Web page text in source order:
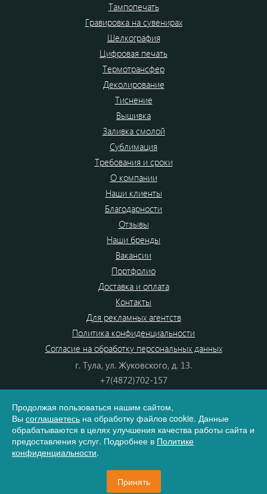
Тампопечать
Гравировка на сувенирах
Шелкография
Цифровая печать
Термотрансфер
Деколирование
Тиснение
Вышивка
Заливка смолой
Сублимация
Требования и сроки
О компании
Наши клиенты
Благодарности
Отзывы
Наши бренды
Вакансии
Портфолио
Доставка и оплата
Контакты
Для рекламных агентств
Политика конфиденциальности
Согласие на обработку персональных данных
г. Тула, ул. Жуковского, д. 13.
+7(4872)702-157
8(800) 555-80-87
e-mail:info@dono.su
Продолжая пользоваться нашим сайтом,
Вы соглашаетесь на обработку файлов cookie. Данные
обрабатываются в целях улучшения качества работы сайта и
предоставления услуг. Подробнее в Политике
конфиденциальности.
Принять